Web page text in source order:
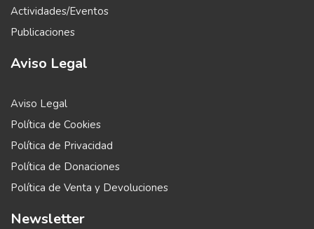
Actividades/Eventos
Publicaciones
Aviso Legal
Aviso Legal
Política de Cookies
Política de Privacidad
Política de Donaciones
Política de Venta y Devoluciones
Newsletter